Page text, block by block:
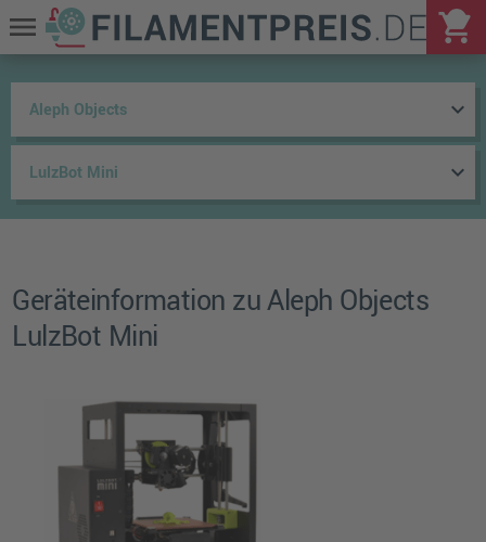
menu shopping_cart
keyboard_arrow_down
keyboard_arrow_down
Geräteinformation zu Aleph Objects
LulzBot Mini